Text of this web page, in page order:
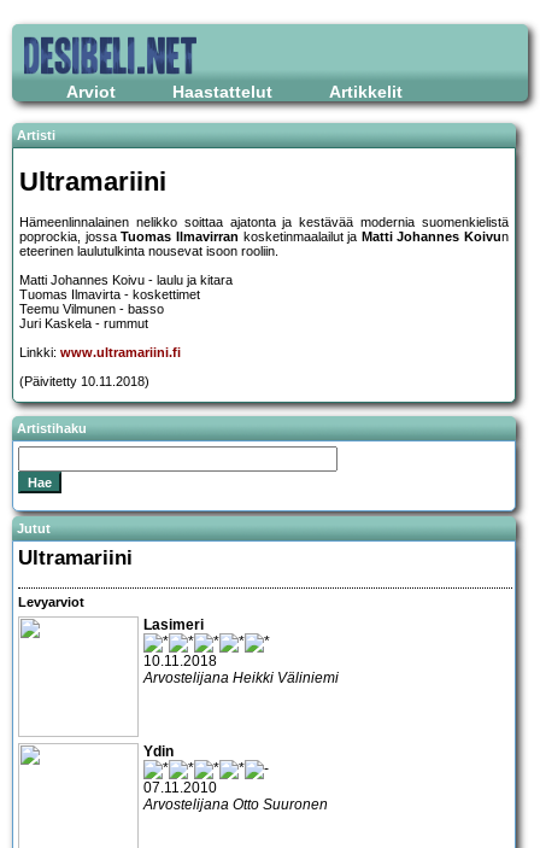
Arviot Haastattelut Artikkelit
Artisti
Ultramariini
Hämeenlinnalainen nelikko soittaa ajatonta ja kestävää modernia suomenkielistä
poprockia, jossaTuomas Ilmavirran kosketinmaalailut ja Matti Johannes Koivun
eteerinen laulutulkinta nousevat isoon rooliin.
Matti Johannes Koivu - laulu ja kitara
Tuomas Ilmavirta - koskettimet
Teemu Vilmunen - basso
Juri Kaskela - rummut
Linkki: www.ultramariini.fi
(Päivitetty 10.11.2018)
Artistihaku
Jutut
Ultramariini
Levyarviot
Lasimeri
10.11.2018
Arvostelijana Heikki Väliniemi
Ydin
07.11.2010
Arvostelijana Otto Suuronen